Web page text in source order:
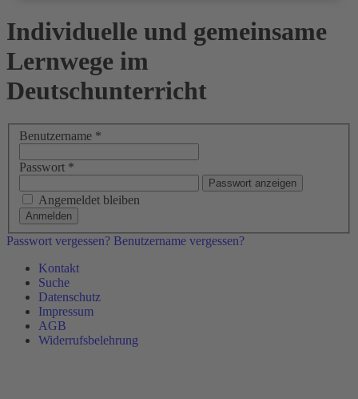
Individuelle und gemeinsame
Lernwege im
Deutschunterricht
Benutzername *
Passwort *
Passwort anzeigen
Angemeldet bleiben
Anmelden
Passwort vergessen? Benutzername vergessen?
Kontakt
Suche
Datenschutz
Impressum
AGB
Widerrufsbelehrung